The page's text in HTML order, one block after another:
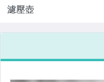
濾壓壺